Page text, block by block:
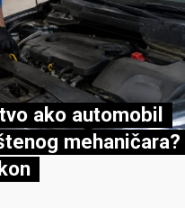
ako automobil
mehaničara?